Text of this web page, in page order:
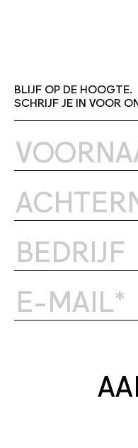
BLIJF OP DE HOOGTE.
SCHRIJF JE IN VOOR